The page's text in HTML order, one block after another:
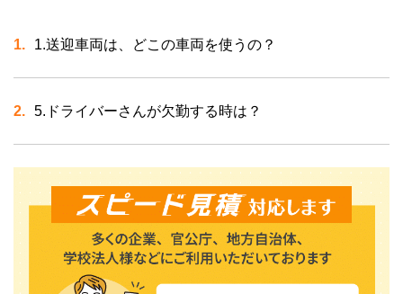
1.送迎車両は、どこの車両を使うの？
5.ドライバーさんが欠勤する時は？